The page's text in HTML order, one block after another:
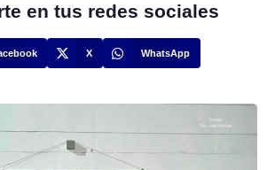
en tus redes sociales
X WhatsApp